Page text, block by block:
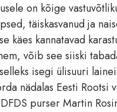
on kõige
täiskasvanud ja
käes kannatavad
võib see siiski
isegi ülisuuri
nädalas Eesti Rootsi
purser Martin